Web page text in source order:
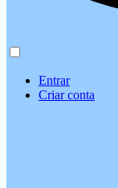
Entrar
Criar conta